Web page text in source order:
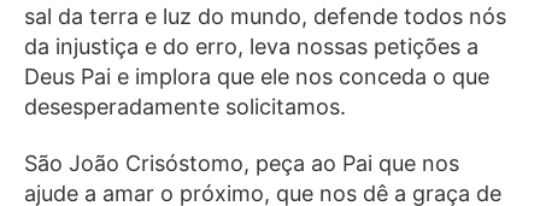
sal da terra e luz do mundo, defende todos nós
da injustiça e do erro, leva nossas petições a
Deus Pai e implora que ele nos conceda o que
desesperadamente solicitamos.
São João Crisóstomo, peça ao Pai que nos
ajude a amar o próximo, que nos dê a graça de